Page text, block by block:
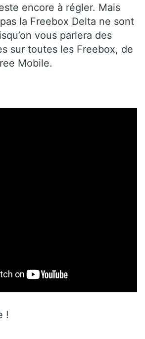
encore à régler. Mais
la Freebox Delta ne sont
vous parlera des
sur toutes les Freebox, de
Mobile.
!